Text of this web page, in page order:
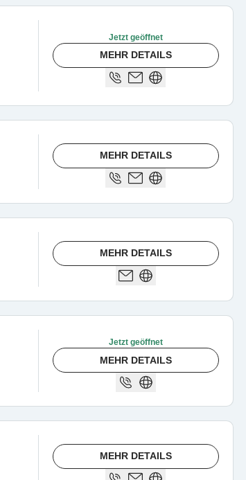
Jetzt geöffnet
MEHR DETAILS
MEHR DETAILS
MEHR DETAILS
Jetzt geöffnet
MEHR DETAILS
MEHR DETAILS